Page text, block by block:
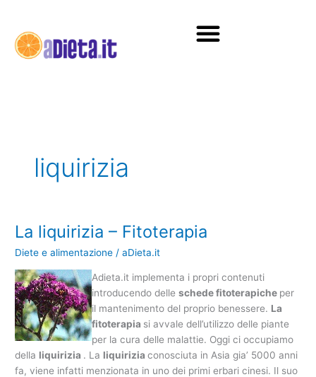
contenuto
liquirizia
La liquirizia – Fitoterapia
Diete e alimentazione /aDieta.it
Adieta.it implementa i propri contenuti
introducendo delleschede fitoterapiche per
il mantenimento del proprio benessere. La
fitoterapia si avvale dell’utilizzo delle piante
per la cura delle malattie. Oggi ci occupiamo
della liquirizia . La liquiriziaconosciuta in Asia gia’ 5000 anni
fa, viene infatti menzionata in uno dei primi erbari cinesi. Il suo
La
–
Fitoterapia